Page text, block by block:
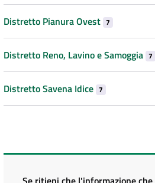
Distretto Pianura Ovest 7
Distretto Reno, Lavino e Samoggia 7
Distretto Savena Idice 7